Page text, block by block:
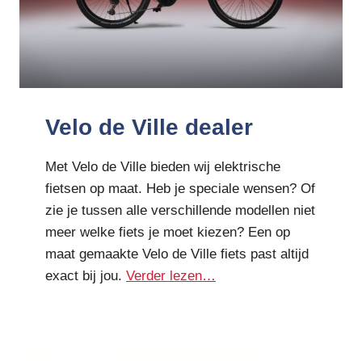
Velo de Ville dealer
Met Velo de Ville bieden wij elektrische
fietsen op maat. Heb je speciale wensen? Of
zie je tussen alle verschillende modellen niet
meer welke fiets je moet kiezen? Een op
maat gemaakte Velo de Ville fiets past altijd
exact bij jou. Verder lezen…